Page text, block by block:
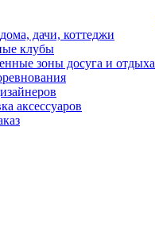
дачи, коттеджи
клубы
зоны досуга и отдыха
аксессуаров